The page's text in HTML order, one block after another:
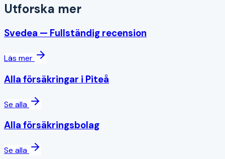
Utforska mer
Svedea — Fullständig recension
Läs mer
Alla försäkringar i Piteå
Se alla
Alla försäkringsbolag
Se alla